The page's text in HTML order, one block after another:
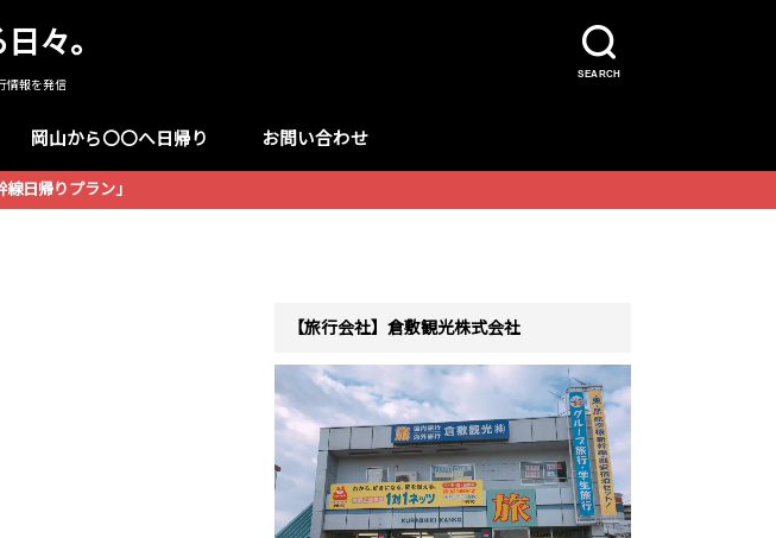
SEARCH
々。
情報を発信
岡山から〇〇へ日帰り お問い合わせ
日帰りプラン」
【旅行会社】倉敷観光株式会社